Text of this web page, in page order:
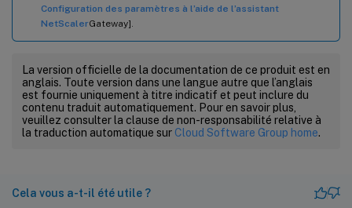
Configuration des paramètres à l’aide de l’assistant
NetScalerGateway].
La version officielle de la documentation de ce produit est en
anglais. Toute version dans une langue autre que l’anglais
est fournie uniquement à titre indicatif et peut inclure du
contenu traduit automatiquement. Pour en savoir plus,
veuillez consulter la clause de non-responsabilité relative à
la traduction automatique sur Cloud Software Group home.
Cela vous a-t-il été utile ?